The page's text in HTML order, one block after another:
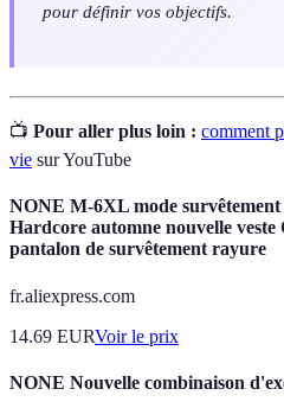
pour définir vos objectifs.
📺 Pour aller plus loin : comment
vie sur YouTube
NONE M-6XL mode survêtement
Hardcore automne nouvelle
pantalon de survêtement rayure
fr.aliexpress.com
14.69 EURVoir le prix
NONE Nouvelle combinaison